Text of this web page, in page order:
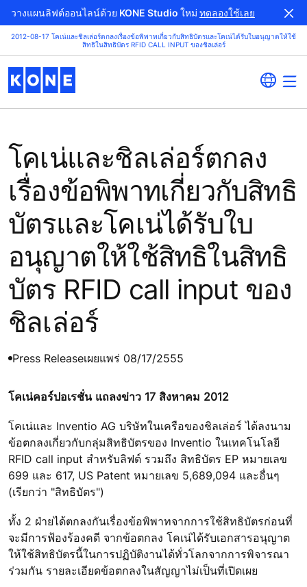
วางแผนลิฟต์ออนไลน์ด้วย KONE Studio ใหม่ ทดลองใช้เลย
2012-08-17 โคเน่และชิลเล่อร์ตกลงเรื่องข้อพิพาทเกี่ยวกับสิทธิบัตรและโคเน่ได้รับใบอนุญาตให้ใช้
สิทธิในสิทธิบัตร RFID CALL INPUT ของชิลเล่อร์
โคเน่และชิลเล่อร์ตกลง
เรื่องข้อพิพาทเกี่ยวกับสิทธิ
บัตรและโคเน่ได้รับใบ
อนุญาตให้ใช้สิทธิในสิทธิ
บัตร RFID call input ของ
ชิลเล่อร์
Press Releaseเผยแพร่ 08/17/2555
โคเน่คอร์ปอเรชั่น แถลงข่าว 17 สิงหาคม 2012
โคเน่และ Inventio AG บริษัทในเครือของชิลเล่อร์ ได้ลงนาม
ข้อตกลงเกี่ยวกับกลุ่มสิทธิบัตรของ Inventio ในเทคโนโลยี
RFID call input สำหรับลิฟต์ รวมถึง สิทธิบัตร EP หมายเลข
699 และ 617, US Patent หมายเลข 5,689,094 และอื่นๆ
(เรียกว่า "สิทธิบัตร")
ทั้ง 2 ฝ่ายได้ตกลงกันเรื่องข้อพิพาทจากการใช้สิทธิบัตรก่อนที่
จะมีการฟ้องร้องคดี จากข้อตกลง โคเน่ได้รับเอกสารอนุญาต
ให้ใช้สิทธิบัตรนี้ในการปฏิบัติงานได้ทั่วโลกจากการพิจารณา
ร่วมกัน รายละเอียดข้อตกลงในสัญญาไม่เป็นที่เปิดเผย